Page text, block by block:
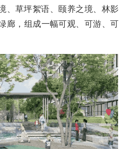
草坪絮语、颐养之境、林影
廊，组成一幅可观、可游、可